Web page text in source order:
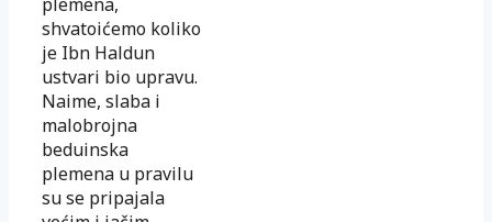
shvatoićemo koliko
je Ibn Haldun
ustvari bio upravu.
Naime, slaba i
malobrojna
beduinska
plemena u pravilu
su se pripajala